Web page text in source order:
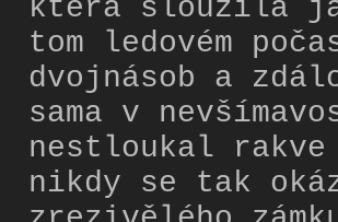
která sloužila
tom ledovém
dvojnásob a
sama v
nestloukal
nikdy se tak